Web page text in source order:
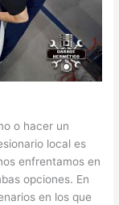
o hacer un
local es
enfrentamos en
opciones. En
en los que